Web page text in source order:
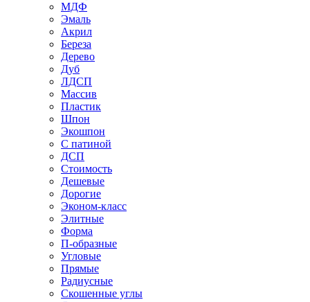
МДФ
Эмаль
Акрил
Береза
Дерево
Дуб
ЛДСП
Массив
Пластик
Шпон
Экошпон
С патиной
ДСП
Стоимость
Дешевые
Дорогие
Эконом-класс
Элитные
Форма
П-образные
Угловые
Прямые
Радиусные
Скошенные углы